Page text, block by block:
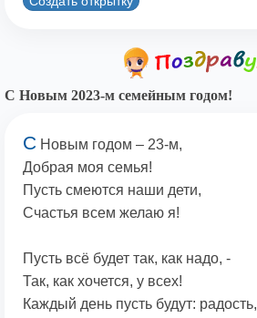
С Новым 2023-м семейным годом!
С Новым годом – 23-м,
Добрая моя семья!
Пусть смеются наши дети,
Счастья всем желаю я!
Пусть всё будет так, как надо, -
Так, как хочется, у всех!
Каждый день пусть будут: радость,